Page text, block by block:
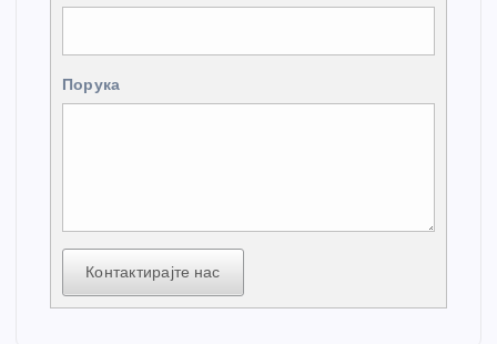
Порука
Контактирајте нас